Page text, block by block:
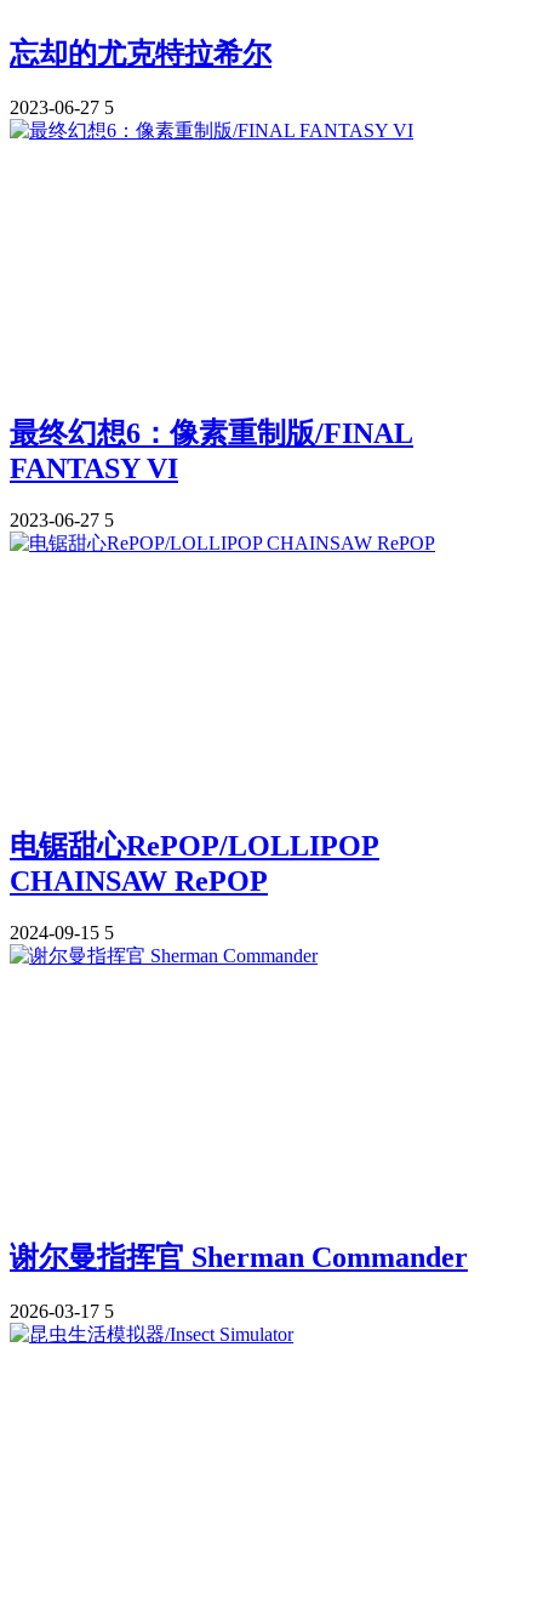
忘却的尤克特拉希尔
2023-06-27 5
最终幻想6：像素重制版/FINAL
FANTASY VI
2023-06-27 5
电锯甜心RePOP/LOLLIPOP
CHAINSAW RePOP
2024-09-15 5
谢尔曼指挥官 Sherman Commander
2026-03-17 5